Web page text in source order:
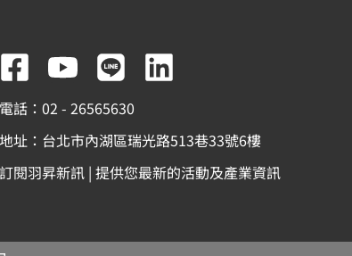
F
a
c
e
b
Y
o
u
t
u
L
i
n
e
L
n
k
e
電話：02 - 26565630
地址：台北市內湖區瑞光路513巷33號6樓
訂閱羽昇新訊 | 提供您最新的活動及產業資訊